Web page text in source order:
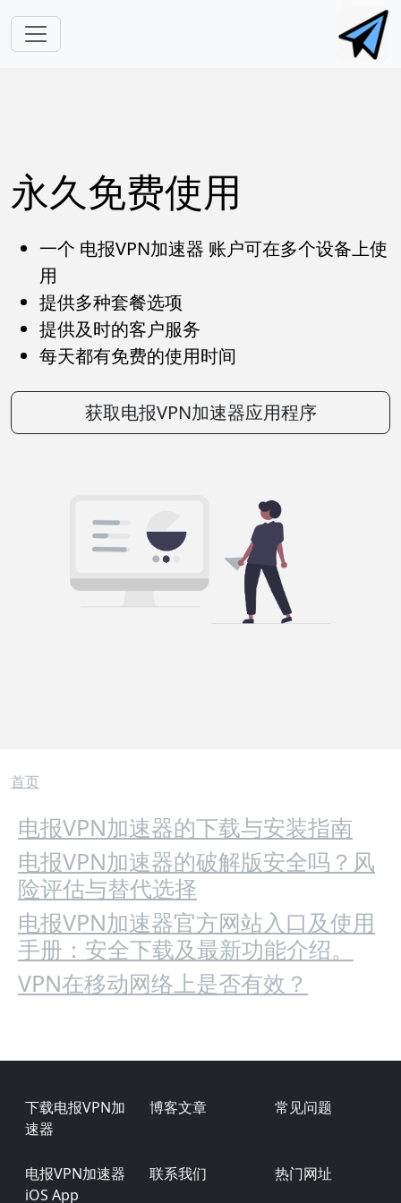
永久免费使用
一个 电报VPN加速器 账户可在多个设备上使
用
提供多种套餐选项
提供及时的客户服务
每天都有免费的使用时间
获取电报VPN加速器应用程序
面包屑
首页
电报VPN加速器的下载与安装指南
电报VPN加速器的破解版安全吗？风
险评估与替代选择
电报VPN加速器官方网站入口及使用
手册：安全下载及最新功能介绍。
VPN在移动网络上是否有效？
Footer
下载电报VPN加
速器
博客文章 常见问题
电报VPN加速器
iOS App
联系我们 热门网址